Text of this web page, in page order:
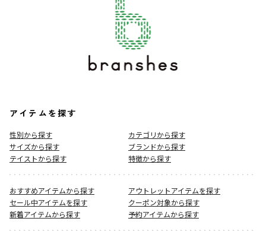
アイテムを探す
性別から探す
カテゴリから探す
サイズから探す
ブランドから探す
テイストから探す
特徴から探す
おすすめアイテムから探す
アウトレットアイテムを探す
セール中アイテムを探す
クーポン対象から探す
新着アイテムから探す
予約アイテムから探す